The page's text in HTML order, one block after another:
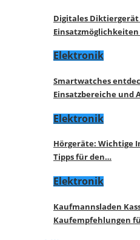
Digitales
Elektronik
Smartwatches
Einsatzbereiche
Elektronik
Hörgeräte: Wichtige
Tipps für den…
Elektronik
Kaufmannsladen
Kaufempfehlungen